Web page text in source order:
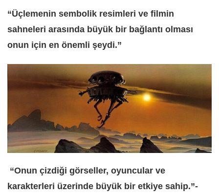
“Üçlemenin sembolik resimleri ve filmin
sahneleri arasında büyük bir bağlantı olması
onun için en önemli şeydi.”
“Onun çizdiği görseller, oyuncular ve
karakterleri üzerinde büyük bir etkiye sahip.”-